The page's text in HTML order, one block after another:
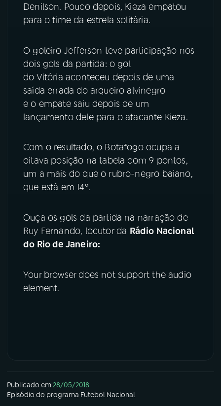
Instagram X
Denilson. Pouco depois, Kieza empatou
para o time da estrela solitária.
O goleiro Jefferson teve participação nos
dois gols da partida: o gol
do Vitória aconteceu depois de uma
saída errada do arqueiro alvinegro
e o empate saiu depois de um
lançamento dele para o atacante Kieza.
Com o resultado, o Botafogo ocupa a
oitava posição na tabela com 9 pontos,
um a mais do que o rubro-negro baiano,
que está em 14º.
Ouça os gols da partida na narração de
Ruy Fernando, locutor da Rádio Nacional
do Rio de Janeiro:
Your browser does not support the audio
element.
Publicado em28/05/2018
Episódio do programa Futebol Nacional